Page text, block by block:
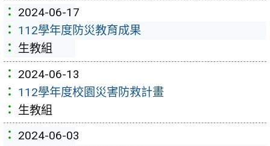
2024-06-17
112學年度防災教育成果
生教組
2024-06-13
112學年度校園災害防救計畫
生教組
2024-06-03